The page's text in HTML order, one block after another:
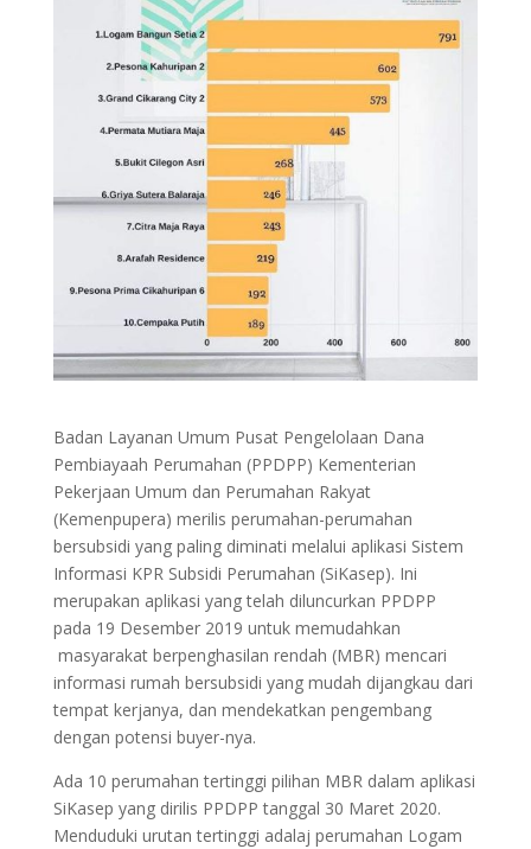
Badan Layanan Umum Pusat Pengelolaan Dana
Pembiayaah Perumahan (PPDPP) Kementerian
Pekerjaan Umum dan Perumahan Rakyat
(Kemenpupera) merilis perumahan-perumahan
bersubsidi yang paling diminati melalui aplikasi Sistem
Informasi KPR Subsidi Perumahan (SiKasep). Ini
merupakan aplikasi yang telah diluncurkan PPDPP
pada 19 Desember 2019 untuk memudahkan
masyarakat berpenghasilan rendah (MBR) mencari
informasi rumah bersubsidi yang mudah dijangkau dari
tempat kerjanya, dan mendekatkan pengembang
dengan potensi buyer-nya.
Ada 10 perumahan tertinggi pilihan MBR dalam aplikasi
SiKasep yang dirilis PPDPP tanggal 30 Maret 2020.
Menduduki urutan tertinggi adalaj perumahan Logam